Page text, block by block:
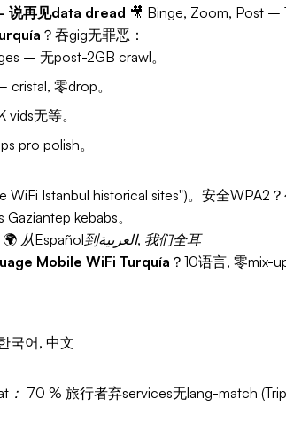
说再见data dread 🎥 Binge, Zoom, Post –
？吞gig无罪恶：
– 无post-2GB crawl。
零drop。
无等。
pro polish。
Istanbul historical sites")。安全WPA2
kebabs。
🌍
从Español到العربية, 我们全耳
Mobile WiFi Turquía ？10语言, 零mix-
국어, 中文
： 70 % 旅行者弃services无lang-match